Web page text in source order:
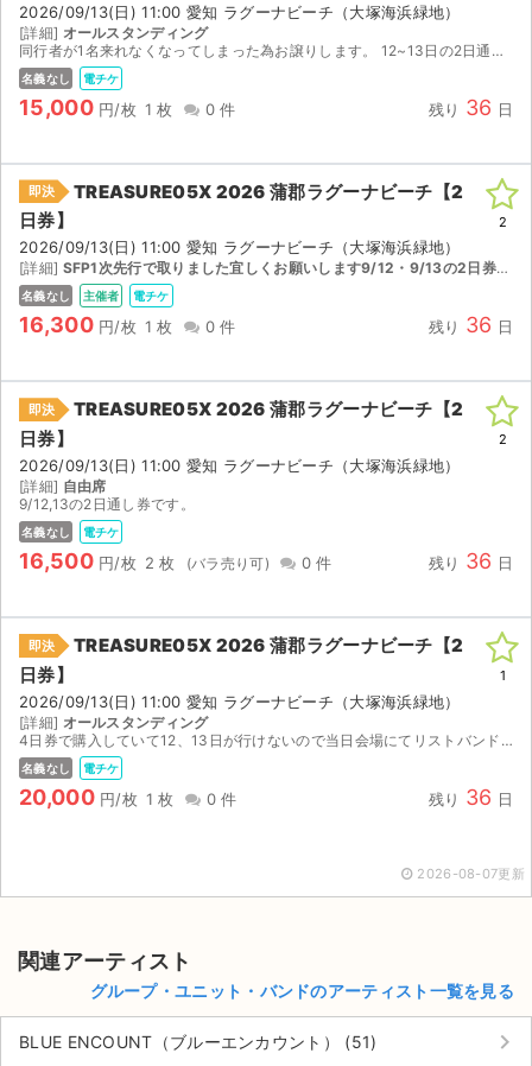
サイト情報
チケットジャム運営会社
チケットジャム利用規約
特定商取引法に基づく表記
公演登録依頼
不正転売禁止法について
チケットジャムの取り組み
2026/09/13(日) 11:00 愛知 ラグーナビーチ（大塚海浜緑地）
[詳細] オールスタンディング
同行者が1名来れなくなってしまった為お譲りします。 12~13日の2日通し券です。 公式アプリFOLK-Sでのチケット分配になります。 事前にアプリのダウンロードをお願いします。 分配開始が8...
名義なし 電チケ
15,000 円/枚 1 枚 0 件 残り 36 日
即決
TREASURE05X 2026 蒲郡ラグーナビーチ【2
日券】
2026/09/13(日) 11:00 愛知 ラグーナビーチ（大塚海浜緑地）
[詳細] SFP1次先行で取りました宜しくお願いします9/12・9/13の2日券になります。
名義なし 主催者 電チケ
16,300 円/枚 1 枚 0 件 残り 36 日
2
即決
TREASURE05X 2026 蒲郡ラグーナビーチ【2
日券】
2026/09/13(日) 11:00 愛知 ラグーナビーチ（大塚海浜緑地）
[詳細] 自由席
9/12,13の2日通し券です。
名義なし 電チケ
16,500 円/枚 2 枚 0 件 残り 36 日
2
即決
TREASURE05X 2026 蒲郡ラグーナビーチ【2
日券】
2026/09/13(日) 11:00 愛知 ラグーナビーチ（大塚海浜緑地）
[詳細] オールスタンディング
4日券で購入していて12、13日が行けないので当日会場にてリストバンドをお渡しする形になります。
名義なし 電チケ
20,000 円/枚 1 枚 0 件 残り 36 日
1
2026-08-07更新
関連アーティスト
グループ・ユニット・バンドのアーティスト一覧を見る
BLUE ENCOUNT（ブルーエンカウント） (51) keyboard_arrow_right